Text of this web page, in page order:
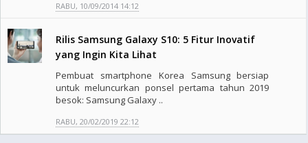
RABU, 10/09/2014 14:12
Rilis Samsung Galaxy S10: 5 Fitur Inovatif
yang Ingin Kita Lihat
Pembuat smartphone Korea Samsung bersiap
untuk meluncurkan ponsel pertama tahun 2019
besok: Samsung Galaxy ..
RABU, 20/02/2019 22:12